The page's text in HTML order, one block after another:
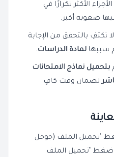
الأكثر تكرارًا في
صعوبة أكبر.
لا تكتفِ بالتحقق من الإجابة
سببها لمادة الدراسات.
بتحميل نماذج الامتحانات
لضمان وقت كافٍ
"تحميل الملف (جوجل
اضغط "تحميل الملف